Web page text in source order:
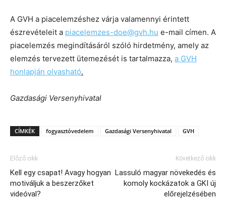
A GVH a piacelemzéshez várja valamennyi érintett
észrevételeit a piacelemzes-doe@gvh.hu e-mail címen. A
piacelemzés megindításáról szóló hirdetmény, amely az
elemzés tervezett ütemezését is tartalmazza, a GVH
honlapján olvasható.
Gazdasági Versenyhivatal
CÍMKÉK fogyasztóvedelem Gazdasági Versenyhivatal GVH
Előző cikk
Kell egy csapat! Avagy hogyan
motiváljuk a beszerzőket
videóval?
Következő cikk
Lassuló magyar növekedés és
komoly kockázatok a GKI új
előrejelzésében